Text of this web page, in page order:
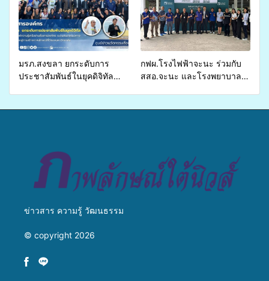
ส่งผู้ทุพพลภาพเพื่อเข้ารับ
บริการสาธารณสุข ลดความ
เหลื่อมล้ำ ยกระดับคุณภาพ
ชีวิตประชาชนอย่างยั่งยืน
มรภ.สงขลา ยกระดับการ
ประชาสัมพันธ์ในยุคดิจิทัล
กฟผ.โรงไฟฟ้าจะนะ ร่วมกับ
สสอ.จะนะ และโรงพยาบาล
ข่าวสาร ความรู้ วัฒนธรรม
© copyright 2026